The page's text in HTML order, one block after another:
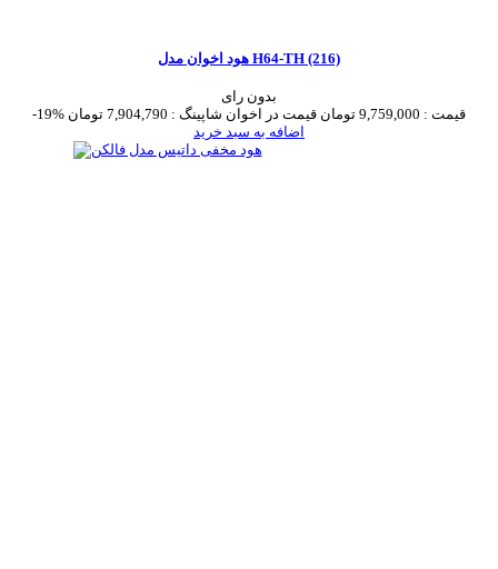
هود اخوان مدل H64-TH (216)
بدون رای
-19%
قیمت : 9,759,000 تومان قیمت در اخوان شاپینگ : 7,904,790 تومان
اضافه به سبد خرید